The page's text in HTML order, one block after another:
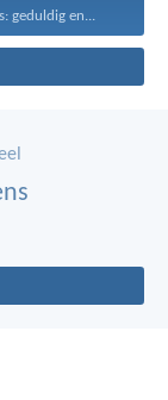
geduldig en...